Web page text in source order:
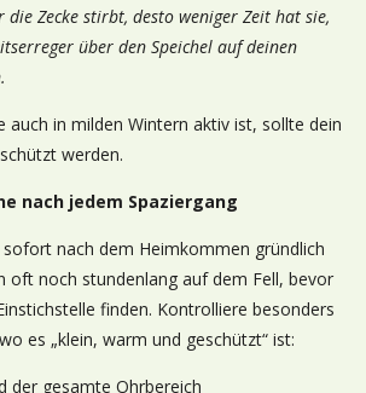
die Zecke stirbt, desto weniger Zeit hat sie,
über den Speichel auf deinen
auch in milden Wintern aktiv ist, sollte dein
werden.
nach jedem Spaziergang
sofort nach dem Heimkommen gründlich
oft noch stundenlang auf dem Fell, bevor
finden. Kontrolliere besonders
es „klein, warm und geschützt“ ist:
der gesamte Ohrbereich